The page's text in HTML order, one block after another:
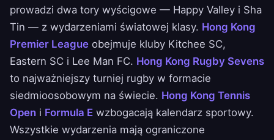
prowadzi dwa tory wyścigowe — Happy Valley i Sha
Tin — z wydarzeniami światowej klasy. Hong Kong
Premier League obejmuje kluby Kitchee SC,
Eastern SC i Lee Man FC. Hong Kong Rugby Sevens
to najważniejszy turniej rugby w formacie
siedmioosobowym na świecie. Hong Kong Tennis
Open i Formula E wzbogacają kalendarz sportowy.
Wszystkie wydarzenia mają ograniczone